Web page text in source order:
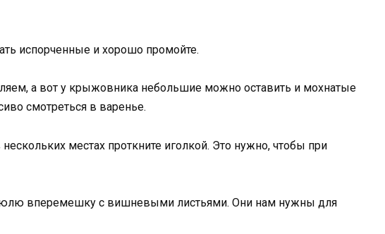
испорченные и хорошо промойте.
а вот у крыжовника небольшие можно оставить и мохнатые
смотреться в варенье.
местах проткните иголкой. Это нужно, чтобы при
вперемешку с вишневыми листьями. Они нам нужны для